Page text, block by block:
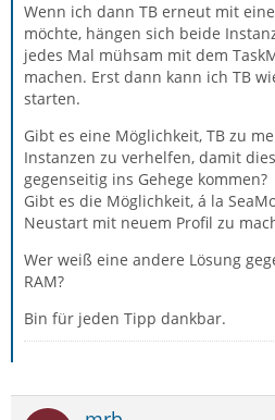
Wenn ich dann TB erneut mit
möchte, hängen sich beide
jedes Mal mühsam mit dem
machen. Erst dann kann ich TB
starten.
Gibt es eine Möglichkeit, TB zu
Instanzen zu verhelfen, damit
gegenseitig ins Gehege kommen?
Gibt es die Möglichkeit, á la
Neustart mit neuem Profil zu
Wer weiß eine andere Lösung
RAM?
Bin für jeden Tipp dankbar.